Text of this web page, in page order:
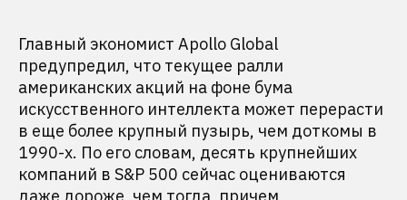
Главный экономист Apollo Global
предупредил, что текущее ралли
американских акций на фоне бума
искусственного интеллекта может перерасти
в еще более крупный пузырь, чем доткомы в
1990-х. По его словам, десять крупнейших
компаний в S&P 500 сейчас оцениваются